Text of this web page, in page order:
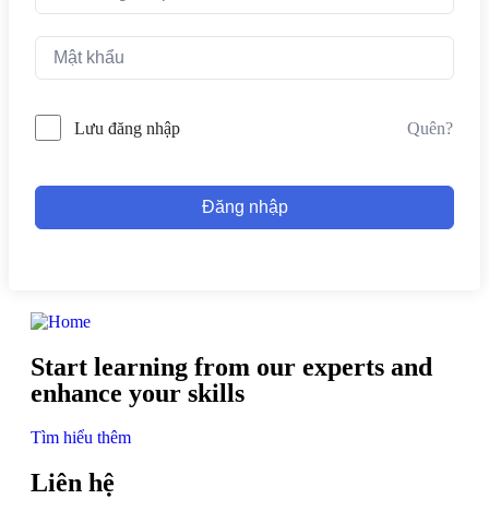
Lưu đăng nhập Quên?
Đăng nhập
Start learning from our experts and
enhance your skills
Tìm hiểu thêm
Liên hệ